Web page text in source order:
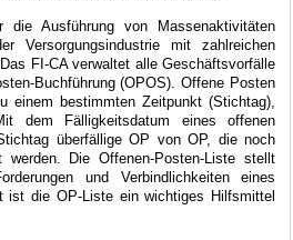
die Ausführung von Massenaktivitäten
Versorgungsindustrie mit zahlreichen
FI-CA verwaltet alle Geschäftsvorfälle
Buchführung (OPOS). Offene Posten
einem bestimmten Zeitpunkt (Stichtag),
dem Fälligkeitsdatum eines offenen
überfällige OP von OP, die noch
Die Offenen-Posten-Liste stellt
und Verbindlichkeiten eines
ist die OP-Liste ein wichtiges Hilfsmittel